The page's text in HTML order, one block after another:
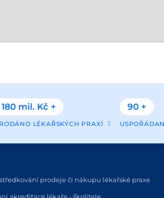
180 mil. Kč +
LÉKAŘSKÝCH PRAXÍ
90 +
prodeje či nákupu lékařské praxe